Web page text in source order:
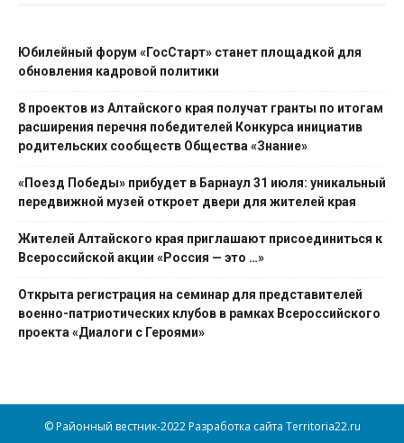
Юбилейный форум «ГосСтарт» станет площадкой для
обновления кадровой политики
8 проектов из Алтайского края получат гранты по итогам
расширения перечня победителей Конкурса инициатив
родительских сообществ Общества «Знание»
«Поезд Победы» прибудет в Барнаул 31 июля: уникальный
передвижной музей откроет двери для жителей края
Жителей Алтайского края приглашают присоединиться к
Всероссийской акции «Россия — это …»
Открыта регистрация на семинар для представителей
военно-патриотических клубов в рамках Всероссийского
проекта «Диалоги с Героями»
© Районный вестник-2022 Разработка сайта Territoria22.ru